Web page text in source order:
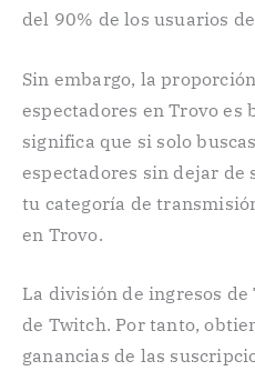
del 90% de los usuarios
Sin embargo, la
espectadores en Trovo es
significa que si solo
espectadores sin dejar de
tu categoría de
en Trovo.
La división de ingresos
de Twitch. Por tanto,
ganancias de las